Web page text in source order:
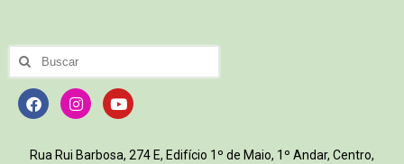
Rua Rui Barbosa, 274 E, Edifício 1º de Maio, 1º Andar, Centro,